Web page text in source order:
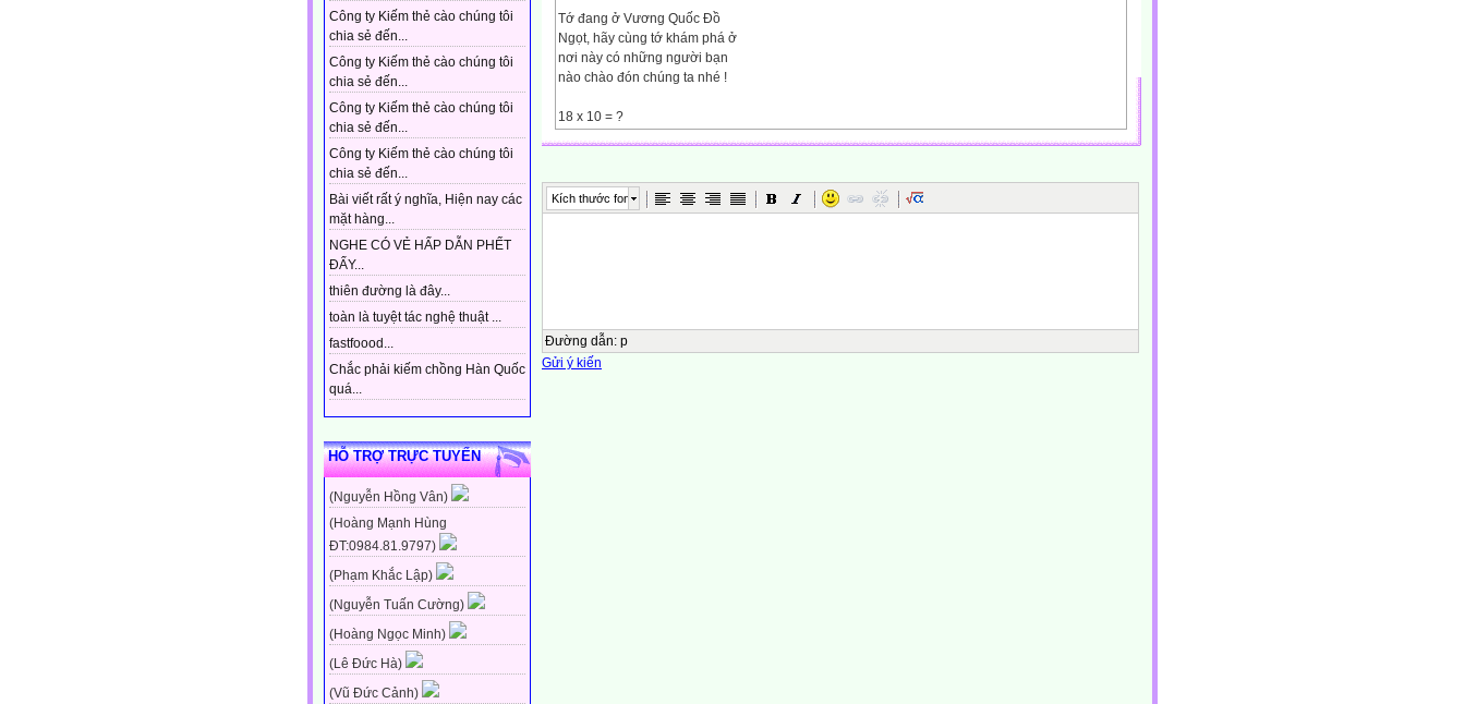
Công ty Kiếm thẻ cào chúng tôi
chia sẻ đến...
Công ty Kiếm thẻ cào chúng tôi
chia sẻ đến...
Công ty Kiếm thẻ cào chúng tôi
chia sẻ đến...
Công ty Kiếm thẻ cào chúng tôi
chia sẻ đến...
Bài viết rất ý nghĩa, Hiện nay các
mặt hàng...
NGHE CÓ VẺ HẤP DẪN PHẾT
ĐẤY...
thiên đường là đây...
toàn là tuyệt tác nghệ thuật ...
fastfoood...
Chắc phải kiếm chồng Hàn Quốc
quá...
HỖ TRỢ TRỰC TUYẾN
(Nguyễn Hồng Vân)
(Hoàng Mạnh Hùng
ĐT:0984.81.9797)
(Phạm Khắc Lập)
(Nguyễn Tuấn Cường)
(Hoàng Ngọc Minh)
(Lê Đức Hà)
(Vũ Đức Cảnh)
Tớ đang ở Vương Quốc Đồ
Ngọt, hãy cùng tớ khám phá ở
nơi này có những người bạn
nào chào đón chúng ta nhé !
18 x 10 = ?
87 000
960
Kích thước font
Đường dẫn: p
Gửi ý kiến